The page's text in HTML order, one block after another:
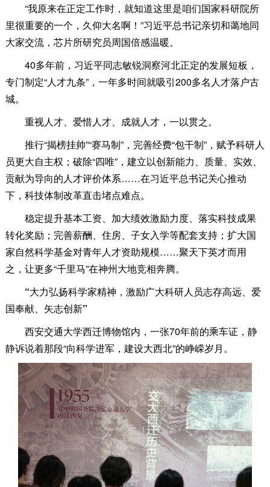
“我原来在正定工作时，就知道这里是咱们国家科研院所
里很重要的一个，久仰大名啊！”习近平总书记亲切和蔼地同
大家交流，芯片所研究员周国倍感温暖。
40多年前，习近平同志敏锐洞察河北正定的发展短板，
专门制定“人才九条”，一年多时间就吸引200多名人才落户古
城。
重视人才、爱惜人才、成就人才，一以贯之。
推行“揭榜挂帅”“赛马制”，完善经费“包干制”，赋予科研人
员更大自主权；破除“四唯”，建立以创新能力、质量、实效、
贡献为导向的人才评价体系……在习近平总书记关心推动
下，科技体制改革直击堵点难点。
稳定提升基本工资、加大绩效激励力度、落实科技成果
转化奖励；完善薪酬、住房、子女入学等配套支持；扩大国
家自然科学基金对青年人才资助规模……聚天下英才而用
之，让更多“千里马”在神州大地竞相奔腾。
“大力弘扬科学家精神，激励广大科研人员志存高远、爱
国奉献、矢志创新”
西安交通大学西迁博物馆内，一张70年前的乘车证，静
静诉说着那段“向科学进军，建设大西北”的峥嵘岁月。